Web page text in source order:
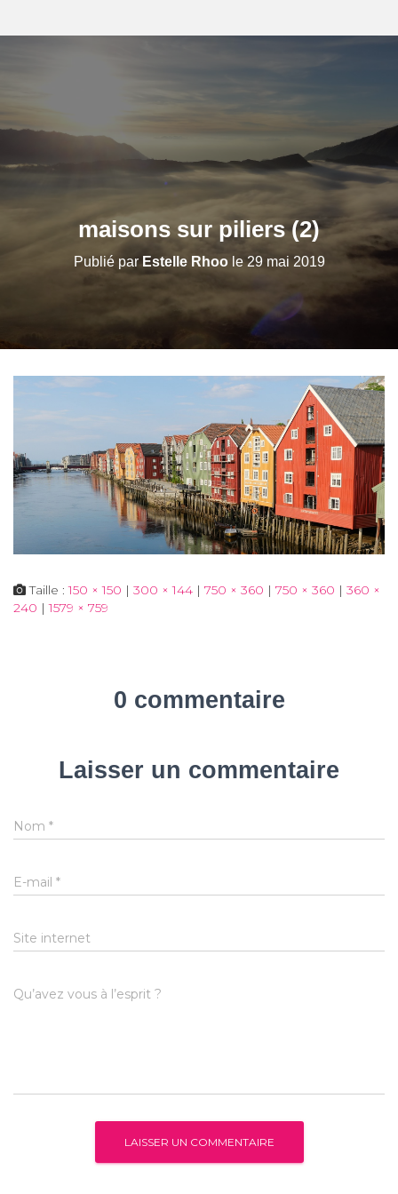
maisons sur piliers (2)
Publié parEstelle Rhoole29 mai 2019
Taille :150 × 150 | 300 × 144 | 750 × 360 | 750 × 360 | 360 ×
240 | 1579 × 759
0 commentaire
Laisser un commentaire
Nom *
E-mail *
Site internet
Qu’avez vous à l’esprit ?